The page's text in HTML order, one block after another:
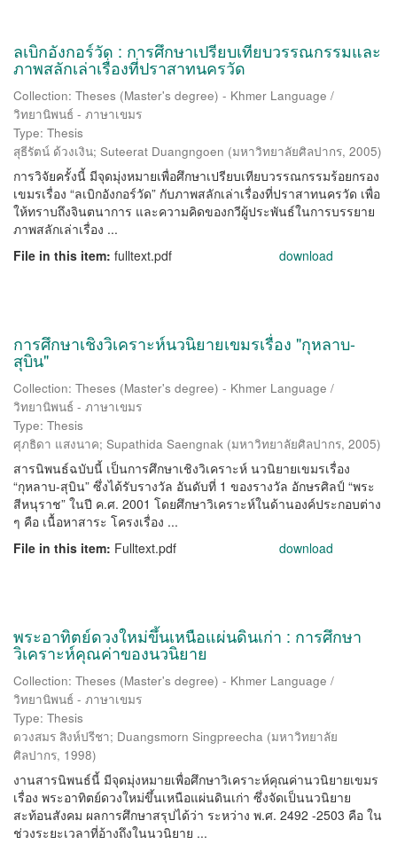
ลเบิกอังกอร์วัด : การศึกษาเปรียบเทียบวรรณกรรมและ
ภาพสลักเล่าเรื่องที่ปราสาทนครวัด
Collection: Theses (Master's degree) - Khmer Language /
วิทยานิพนธ์ - ภาษาเขมร
Type: Thesis
สุธีรัตน์ ด้วงเงิน; Suteerat Duangngoen (มหาวิทยาลัยศิลปากร, 2005)
การวิจัยครั้งนี้ มีจุดมุ่งหมายเพื่อศึกษาเปรียบเทียบวรรณกรรมร้อยกรอง
เขมรเรื่อง “ลเบิกอังกอร์วัด” กับภาพสลักเล่าเรื่องที่ปราสาทนครวัด เพื่อ
ให้ทราบถึงจินตนาการ และความคิดของกวีผู้ประพันธ์ในการบรรยาย
ภาพสลักเล่าเรื่อง ...
File in this item: fulltext.pdf download
การศึกษาเชิงวิเคราะห์นวนิยายเขมรเรื่อง "กุหลาบ-
สุบิน"
Collection: Theses (Master's degree) - Khmer Language /
วิทยานิพนธ์ - ภาษาเขมร
Type: Thesis
ศุภธิดา แสงนาค; Supathida Saengnak (มหาวิทยาลัยศิลปากร, 2005)
สารนิพนธ์ฉบับนี้ เป็นการศึกษาเชิงวิเคราะห์ นวนิยายเขมรเรื่อง
“กุหลาบ-สุบิน” ซึ่งได้รับรางวัล อันดับที่ 1 ของรางวัล อักษรศิลป์ “พระ
สีหนุราช” ในปี ค.ศ. 2001 โดยศึกษาวิเคราะห์ในด้านองค์ประกอบต่าง
ๆ คือ เนื้อหาสาระ โครงเรื่อง ...
File in this item: Fulltext.pdf download
พระอาทิตย์ดวงใหม่ขึ้นเหนือแผ่นดินเก่า : การศึกษา
วิเคราะห์คุณค่าของนวนิยาย
Collection: Theses (Master's degree) - Khmer Language /
วิทยานิพนธ์ - ภาษาเขมร
Type: Thesis
ดวงสมร สิงห์ปรีชา; Duangsmorn Singpreecha (มหาวิทยาลัย
ศิลปากร, 1998)
งานสารนิพนธ์นี้ มีจุดมุ่งหมายเพื่อศึกษาวิเคราะห์คุณค่านวนิยายเขมร
เรื่อง พระอาทิตย์ดวงใหม่ขึ้นเหนือแผ่นดินเก่า ซึ่งจัดเป็นนวนิยาย
สะท้อนสังคม ผลการศึกษาสรุปได้ว่า ระหว่าง พ.ศ. 2492 -2503 คือ ใน
ช่วงระยะเวลาที่อ้างถึงในนวนิยาย ...